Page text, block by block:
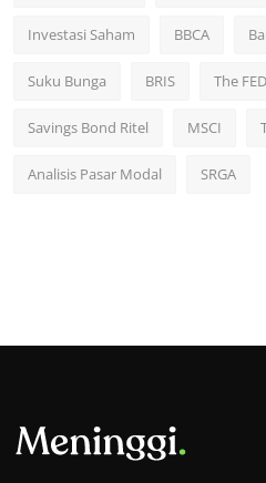
Investasi Saham BBCA
Suku Bunga BRIS The FED
Savings Bond Ritel MSCI
Analisis Pasar Modal SRGA